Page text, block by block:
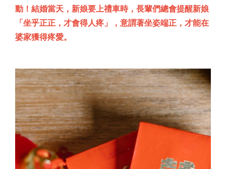
動！結婚當天，新娘要上禮車時，長輩們總會提醒新娘
「坐乎正正，才會得人疼」，意謂著坐姿端正，才能在
婆家獲得疼愛。